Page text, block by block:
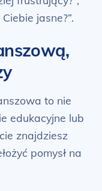
jasne?”.
to nie
edukacyjne lub
znajdziesz
pomysł na